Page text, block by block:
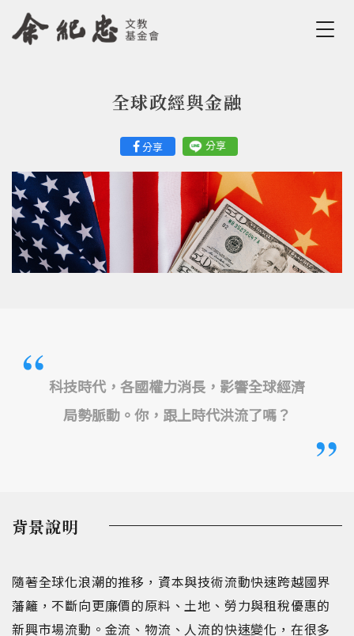
Jump to Navigation
Jump to Main content
全球政經與金融
分享 分享
科技時代，各國權力消長，影響全球經濟
局勢脈動。你，跟上時代洪流了嗎？
背景說明
隨著全球化浪潮的推移，資本與技術流動快速跨越國界
藩籬，不斷向更廉價的原料、土地、勞力與租稅優惠的
新興市場流動。金流、物流、人流的快速變化，在很多